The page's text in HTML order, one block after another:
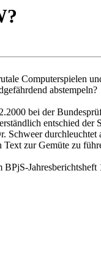
Computerspielen
abstempeln?
bei der
entschied
Text zur Gemüte zu
BPjS-Jahresberichtsheft